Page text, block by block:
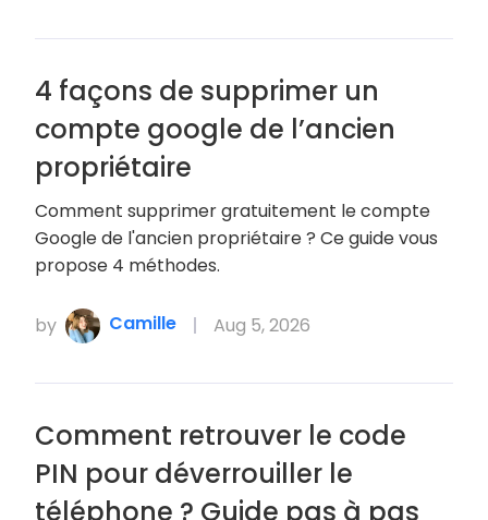
4 façons de supprimer un
compte google de l’ancien
propriétaire
Comment supprimer gratuitement le compte
Google de l'ancien propriétaire ? Ce guide vous
propose 4 méthodes.
by Camille Aug 5, 2026
Comment retrouver le code
PIN pour déverrouiller le
téléphone ? Guide pas à pas